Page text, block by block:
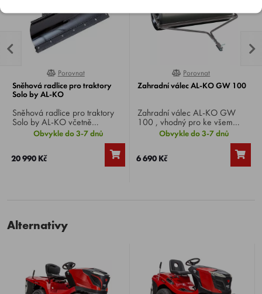
0%
Porovnat
Sněhová radlice pro traktory
Solo by AL-KO
Sněhová radlice pro traktory
Solo by AL-KO včetně
nástavbového rámu, vhodná
pro většinu modelů traktorů,
Obvykle do 3-7 dnů
20 990 Kč
0%
Porovnat
Zahradní válec AL-KO GW 100
Zahradní válec AL-KO GW
100 , vhodný pro ke všem
zahradním traktorům všech
výrobců, vybavených tažným
Obvykle do 3-7 dnů
6 690 Kč
Alternativy